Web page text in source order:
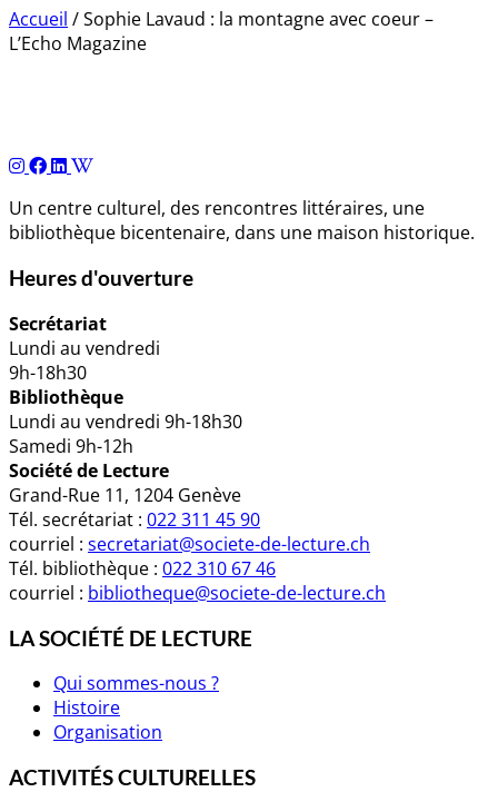
Accueil /Sophie Lavaud : la montagne avec coeur –
L’Echo Magazine
Un centre culturel, des rencontres littéraires, une
bibliothèque bicentenaire, dans une maison historique.
Heures d'ouverture
Secrétariat
Lundi au vendredi
9h-18h30
Bibliothèque
Lundi au vendredi 9h-18h30
Samedi 9h-12h
Société de Lecture
Grand-Rue 11, 1204 Genève
Tél. secrétariat : 022 311 45 90
courriel : secretariat@societe-de-lecture.ch
Tél. bibliothèque : 022 310 67 46
courriel : bibliotheque@societe-de-lecture.ch
LA SOCIÉTÉ DE LECTURE
Qui sommes-nous ?
Histoire
Organisation
ACTIVITÉS CULTURELLES